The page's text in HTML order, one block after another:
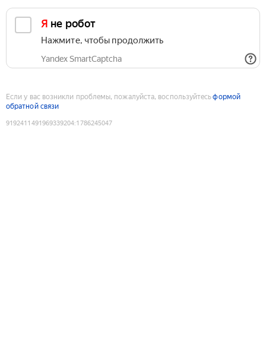
Я не робот
Нажмите, чтобы продолжить
Yandex SmartCaptcha
Если у вас возникли проблемы, пожалуйста, воспользуйтесьформой
обратной связи
9192411491969339204:1786245047